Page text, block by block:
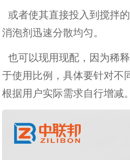
或者使其直接投入到搅拌
消泡剂迅速分散均匀。
也可以现用现配，因为稀
于使用比例，具体要针对不
根据用户实际需求自行增减。